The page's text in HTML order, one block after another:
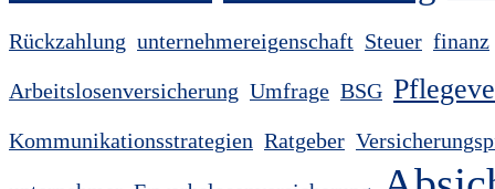
Rückzahlung unternehmereigenschaft Steuer finanz
Arbeitslosenversicherung Umfrage BSG
Kommunikationsstrategien Ratgeber